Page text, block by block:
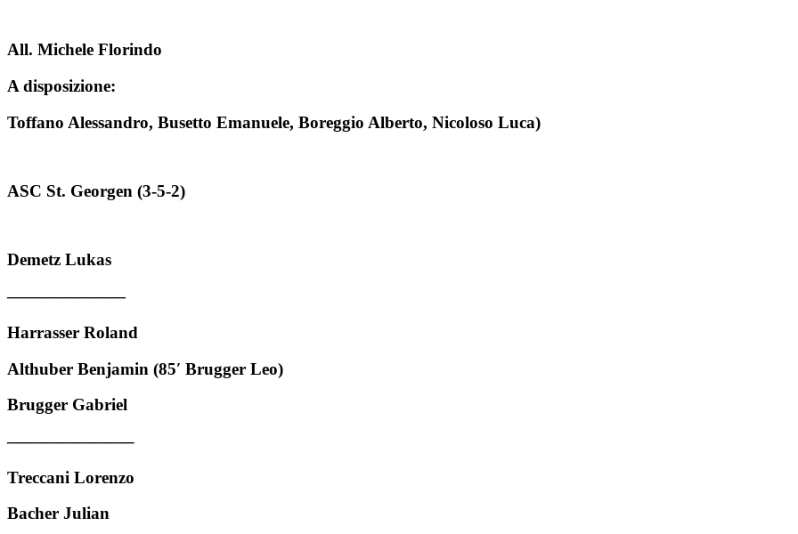
All. Michele Florindo
A disposizione:
Toffano Alessandro, Busetto Emanuele, Boreggio Alberto, Nicoloso Luca)
ASC St. Georgen (3-5-2)
Demetz Lukas
———————
Harrasser Roland
Althuber Benjamin (85′ Brugger Leo)
Brugger Gabriel
———————–
Treccani Lorenzo
Bacher Julian